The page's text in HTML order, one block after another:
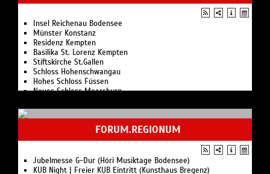
Insel Reichenau Bodensee
Münster Konstanz
Residenz Kempten
Basilika St. Lorenz Kempten
Stiftskirche St.Gallen
Schloss Hohenschwangau
Hohes Schloss Füssen
Neues Schloss Meersburg
FORUM.REGIONUM
Jubelmesse G-Dur (Höri Musiktage Bodensee)
KUB Night | Freier KUB Eintritt (Kunsthaus Bregenz)